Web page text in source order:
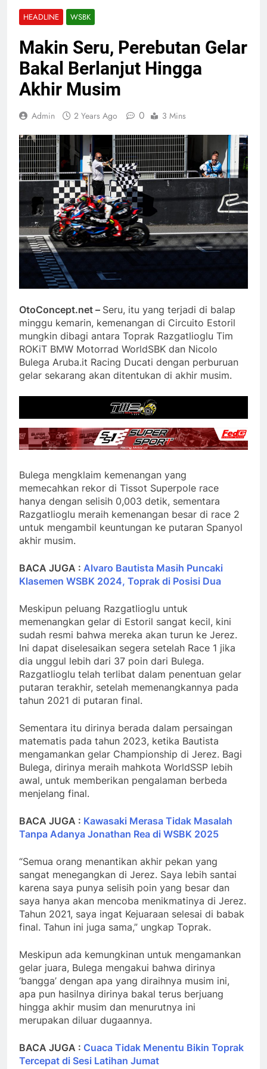
HEADLINE WSBK
Makin Seru, Perebutan Gelar
Bakal Berlanjut Hingga
Akhir Musim
Admin 2 Years Ago 0 3 Mins
OtoConcept.net – Seru, itu yang terjadi di balap
minggu kemarin, kemenangan di Circuito Estoril
mungkin dibagi antara Toprak Razgatlioglu Tim
ROKiT BMW Motorrad WorldSBK dan Nicolo
Bulega Aruba.it Racing Ducati dengan perburuan
gelar sekarang akan ditentukan di akhir musim.
Bulega mengklaim kemenangan yang
memecahkan rekor di Tissot Superpole race
hanya dengan selisih 0,003 detik, sementara
Razgatlioglu meraih kemenangan besar di race 2
untuk mengambil keuntungan ke putaran Spanyol
akhir musim.
BACA JUGA : Alvaro Bautista Masih Puncaki
Klasemen WSBK 2024, Toprak di Posisi Dua
Meskipun peluang Razgatlioglu untuk
memenangkan gelar di Estoril sangat kecil, kini
sudah resmi bahwa mereka akan turun ke Jerez.
Ini dapat diselesaikan segera setelah Race 1 jika
dia unggul lebih dari 37 poin dari Bulega.
Razgatlioglu telah terlibat dalam penentuan gelar
putaran terakhir, setelah memenangkannya pada
tahun 2021 di putaran final.
Sementara itu dirinya berada dalam persaingan
matematis pada tahun 2023, ketika Bautista
mengamankan gelar Championship di Jerez. Bagi
Bulega, dirinya meraih mahkota WorldSSP lebih
awal, untuk memberikan pengalaman berbeda
menjelang final.
BACA JUGA : Kawasaki Merasa Tidak Masalah
Tanpa Adanya Jonathan Rea di WSBK 2025
“Semua orang menantikan akhir pekan yang
sangat menegangkan di Jerez. Saya lebih santai
karena saya punya selisih poin yang besar dan
saya hanya akan mencoba menikmatinya di Jerez.
Tahun 2021, saya ingat Kejuaraan selesai di babak
final. Tahun ini juga sama,” ungkap Toprak.
Meskipun ada kemungkinan untuk mengamankan
gelar juara, Bulega mengakui bahwa dirinya
‘bangga’ dengan apa yang diraihnya musim ini,
apa pun hasilnya dirinya bakal terus berjuang
hingga akhir musim dan menurutnya ini
merupakan diluar dugaannya.
BACA JUGA : Cuaca Tidak Menentu Bikin Toprak
Tercepat di Sesi Latihan Jumat